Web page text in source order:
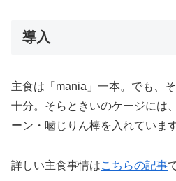
導入
主食は「mania」一本。でも、
十分。そらときいのケージには
ーン・噛じりん棒を入れています
詳しい主食事情はこちらの記事